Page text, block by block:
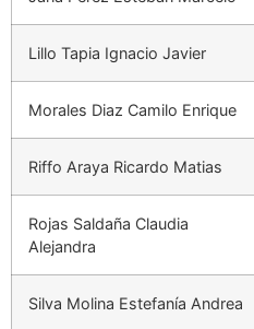
Lillo Tapia Ignacio Javier
Morales Diaz Camilo Enrique
Riffo Araya Ricardo Matias
Rojas Saldaña Claudia
Alejandra
Silva Molina Estefanía Andrea